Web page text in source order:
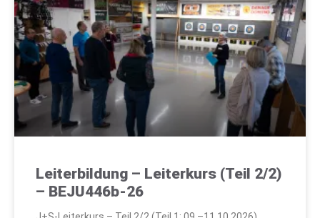
Leiterbildung – Leiterkurs (Teil 2/2)
– BEJU446b-26